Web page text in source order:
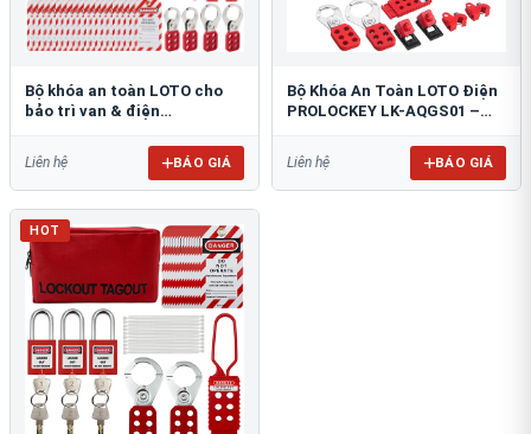
Bộ khóa an toàn LOTO cho
bảo trì van & điện
Liên hệ BÁO GIÁ
Bộ Khóa An Toàn LOTO Điện
PROLOCKEY LK-AQGS01 –
Liên hệ BÁO GIÁ
HOT